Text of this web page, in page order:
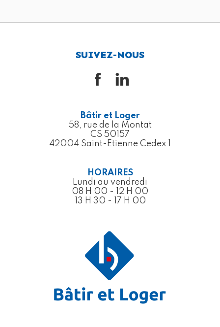
SUIVEZ-NOUS
Bâtir et Loger
58, rue de la Montat
CS 50157
42004 Saint-Etienne Cedex 1
HORAIRES
Lundi au vendredi
08 H 00 - 12 H 00
13 H 30 - 17 H 00